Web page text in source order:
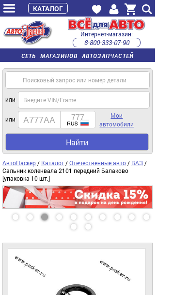
СЕТЬ МАГАЗИНОВ АВТОЗАПЧАСТЕЙ
Интернет-магазин:
8-800-333-07-90
часы работы с 9:00 до 22:00 (пн-пт)
или
или
Мои
автомобили
Найти
АвтоПаскер / Каталог /Отечественные авто / ВАЗ /
Сальник коленвала 2101 передний Балаково
[упаковка 10 шт.]
КАТАЛОГ